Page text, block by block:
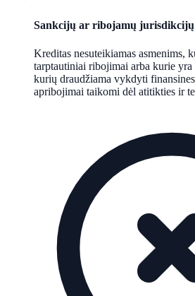
Sankcijų ar ribojamų jurisdikcijų
Kreditas nesuteikiamas asmenims,
tarptautiniai ribojimai arba kurie
kurių draudžiama vykdyti
apribojimai taikomi dėl atitikties ir